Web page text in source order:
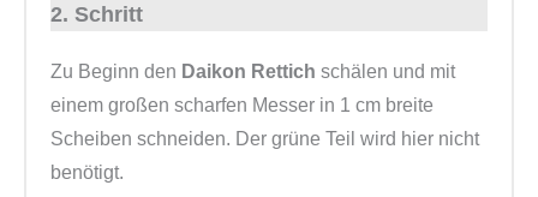
2. Schritt
Zu Beginn den Daikon Rettich schälen und mit
einem großen scharfen Messer in 1 cm breite
Scheiben schneiden. Der grüne Teil wird hier nicht
benötigt.